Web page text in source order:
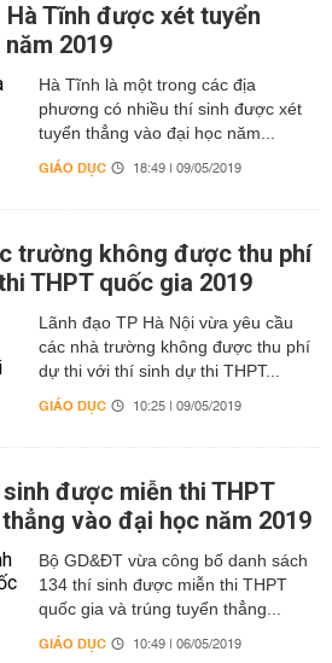
Tĩnh được xét tuyển
2019
Hà Tĩnh là một trong các địa
phương có nhiều thí sinh được xét
tuyển thẳng vào đại học năm...
GIÁO DỤC 18:49 | 09/05/2019
trường không được thu phí
THPT quốc gia 2019
Lãnh đạo TP Hà Nội vừa yêu cầu
các nhà trường không được thu phí
dự thi với thí sinh dự thi THPT...
GIÁO DỤC 10:25 | 09/05/2019
được miễn thi THPT
vào đại học năm 2019
Bộ GD&ĐT vừa công bố danh sách
134 thí sinh được miễn thi THPT
quốc gia và trúng tuyển thẳng...
GIÁO DỤC 10:49 | 06/05/2019